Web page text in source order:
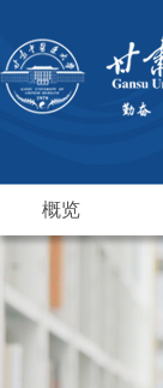
概览